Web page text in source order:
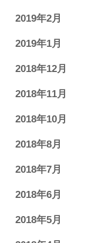
2019年2月
2019年1月
2018年12月
2018年11月
2018年10月
2018年8月
2018年7月
2018年6月
2018年5月